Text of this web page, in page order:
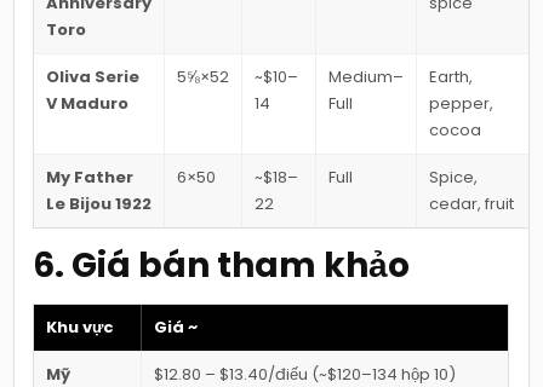
Toro
Oliva Serie
V Maduro
5⅝×52
~$10–
14
Medium–
Full
Earth,
pepper,
cocoa
My Father
Le Bijou 1922
6×50
~$18–
22
Full
Spice,
cedar, fruit
6. Giá bán tham khảo
Khu vực Giá ~
Mỹ $12.80 – $13.40/điếu (~$120–134 hộp 10)